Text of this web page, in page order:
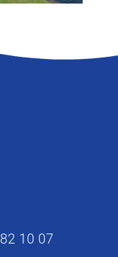
10 07